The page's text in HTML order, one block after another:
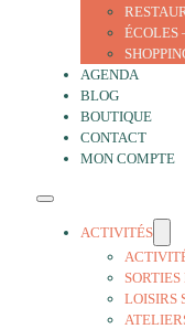
ÉCOLES
AGENDA
BLOG
BOUTIQUE
CONTACT
MON COMPTE
ACTIVITÉS
LOISIRS